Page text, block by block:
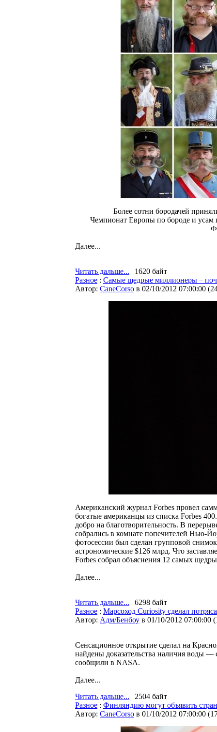
Более сотни бородачей
Чемпионат Европы по бороде и
Далее...
Читать дальше... | 1620 байт
Разное : Самые щедрые миллионеры –
Автор: CaneCorso в 02/10/2012 07:00:00 (
Американский журнал Forbes провел
богатые американцы из списка Forbes
добро на благотворительность. В
собрались в комнате попечителей Нью-
фотосессии был сделан групповой
астрономические $126 млрд. Что
Forbes собрал объяснения 12 самых
Далее...
Читать дальше... | 6298 байт
Разное : Марсоход Curiosity сделал
Автор: Адм/Бенбоу в 01/10/2012 07:00:00 (
Сенсационное открытие сделал на
найдены доказательства наличия воды —
сообщили в NASA.
Далее...
Читать дальше... | 2504 байт
Разное : Финляндию могут объявить
Автор: CaneCorso в 01/10/2012 07:00:00 (